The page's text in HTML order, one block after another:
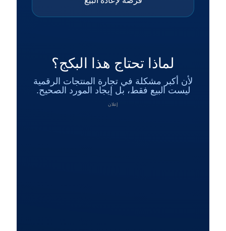
لماذا تحتاج هذا البكج؟
لأن أكبر مشكلة في تجارة المنتجات الرقمية
ليست البيع فقط، بل إيجاد المورد الصحيح.
إعلان